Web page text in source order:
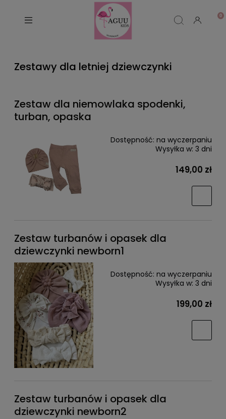
Zestawy dla letniej dziewczynki
Zestaw dla niemowlaka spodenki,
turban, opaska
Dostępność: na wyczerpaniu
Wysyłka w: 3 dni
149,00 zł
Zestaw turbanów i opasek dla
dziewczynki newborn1
Dostępność: na wyczerpaniu
Wysyłka w: 3 dni
199,00 zł
Zestaw turbanów i opasek dla
dziewczynki newborn2